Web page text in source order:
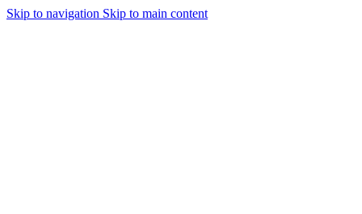
Skip to navigation Skip to main content